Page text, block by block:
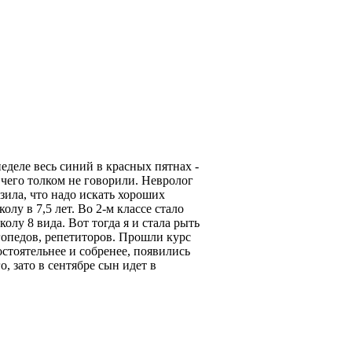
весь синий в красных пятнах -
толком не говорили. Невролог
что надо искать хороших
в 7,5 лет. Во 2-м классе стало
8 вида. Вот тогда я и стала рыть
репетиторов. Прошли курс
и собренее, появились
в сентябре сын идет в